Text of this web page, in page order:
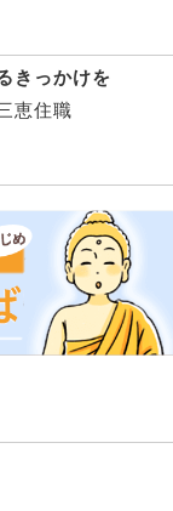
きっかけを
恵住職